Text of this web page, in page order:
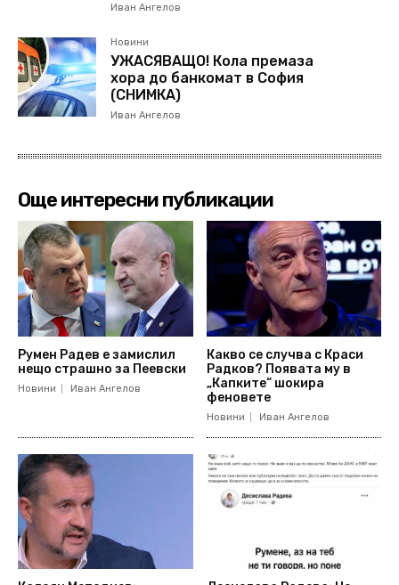
Иван Ангелов
Новини
УЖАСЯВАЩО! Кола премаза
хора до банкомат в София
(СНИМКА)
Иван Ангелов
Още интересни публикации
Румен Радев е замислил
нещо страшно за Пеевски
Новини Иван Ангелов
Какво се случва с Краси
Радков? Появата му в
„Капките“ шокира
феновете
Новини Иван Ангелов